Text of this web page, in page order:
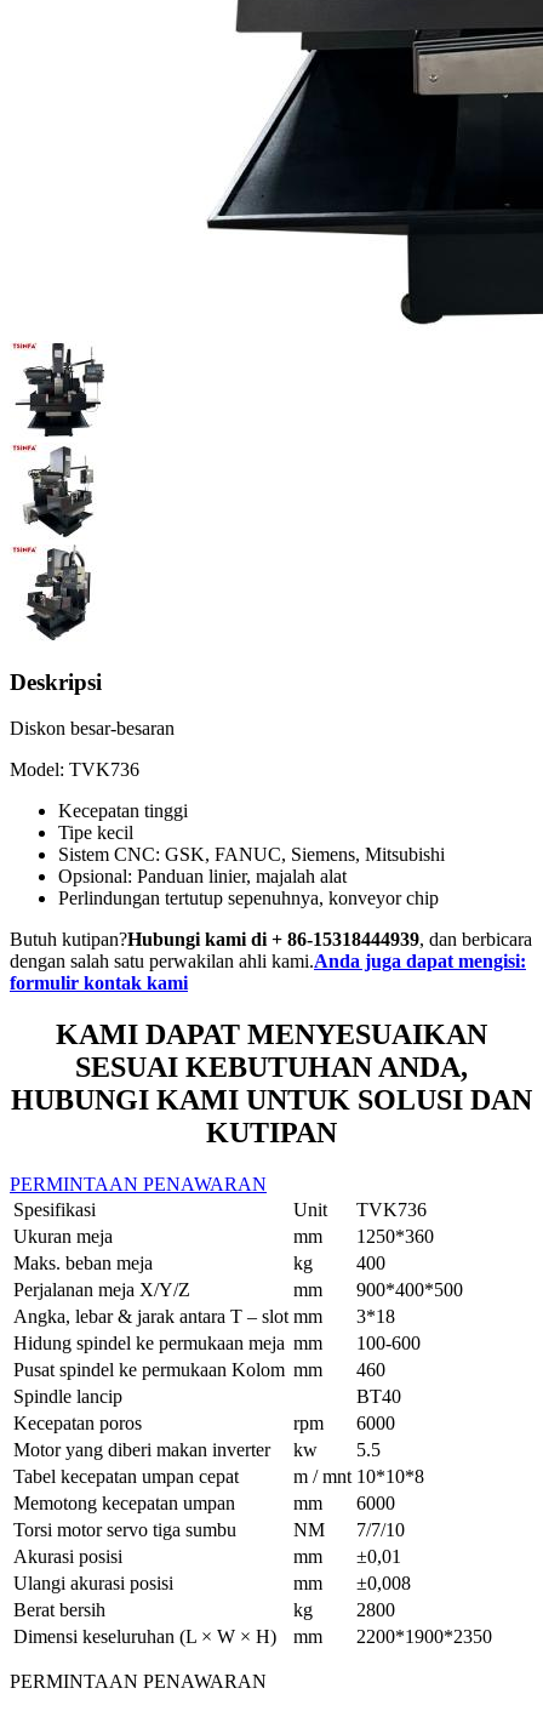
Deskripsi
Diskon besar-besaran
Model: TVK736
Kecepatan tinggi
Tipe kecil
Sistem CNC: GSK, FANUC, Siemens, Mitsubishi
Opsional: Panduan linier, majalah alat
Perlindungan tertutup sepenuhnya, konveyor chip
Butuh kutipan?Hubungi kami di + 86-15318444939, dan berbicara
dengan salah satu perwakilan ahli kami.Anda juga dapat mengisi:
formulir kontak kami
KAMI DAPAT MENYESUAIKAN
SESUAI KEBUTUHAN ANDA,
HUBUNGI KAMI UNTUK SOLUSI DAN
KUTIPAN
PERMINTAAN PENAWARAN
Spesifikasi
Unit
TVK736
Ukuran meja
mm
1250*360
Maks. beban meja
kg
400
Perjalanan meja X/Y/Z
mm
900*400*500
Angka, lebar & jarak antara T – slot mm
3*18
Hidung spindel ke permukaan meja mm
100-600
Pusat spindel ke permukaan Kolom mm
460
Spindle lancip
BT40
Kecepatan poros
rpm
6000
Motor yang diberi makan inverter
kw
5.5
Tabel kecepatan umpan cepat
m / mnt 10*10*8
Memotong kecepatan umpan
mm
6000
Torsi motor servo tiga sumbu
NM
7/7/10
Akurasi posisi
mm
±0,01
Ulangi akurasi posisi
mm
±0,008
Berat bersih
kg
2800
Dimensi keseluruhan (L × W × H)
mm 2200*1900*2350
PERMINTAAN PENAWARAN